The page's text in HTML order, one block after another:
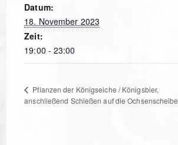
Datum:
18. November 2023
Zeit:
19:00 - 23:00
Pflanzen der Königseiche / Königsbier,
anschließend Schießen auf die Ochsenscheibe